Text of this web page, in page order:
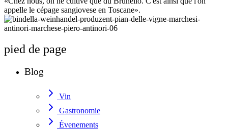
appelle le cépage sangiovese en Toscane».
pied de page
Blog
Vin
Gastronomie
Évenements